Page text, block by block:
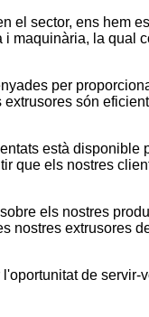
el sector, ens hem
maquinària, la qual
per
són
està disponible
que els nostres
els nostres
nostres extrusores
de servir-